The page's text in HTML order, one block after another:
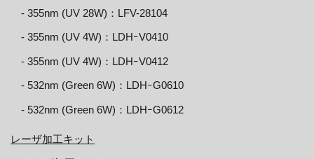
‐ 355nm (UV 28W)：LFV-28104
‐ 355nm (UV 4W)：LDHｰV0410
‐ 355nm (UV 4W)：LDHｰV0412
‐ 532nm (Green 6W)：LDHｰG0610
‐ 532nm (Green 6W)：LDHｰG0612
レーザ加工キット